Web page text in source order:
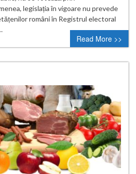
legislația în vigoare nu prevede
români în Registrul electoral
Read More >>